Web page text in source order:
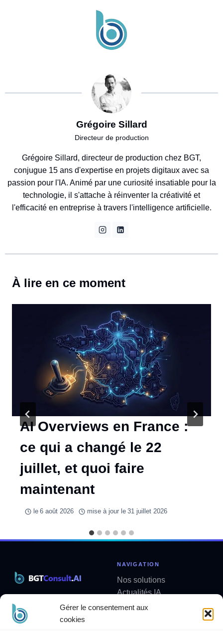
Gérer le consentement aux
cookies
Grégoire Sillard
Directeur de production
Grégoire Sillard, directeur de production chez BGT,
conjugue 15 ans d'expertise en projets digitaux avec sa
passion pour l'IA. Animé par une curiosité insatiable pour la
technologie, il s'attache à réinventer la créativité et
l'efficacité en entreprise à travers l'intelligence artificielle.
À lire en ce moment
AI Overviews en France :
ce qui a changé le 22
juillet, et quoi faire
maintenant
le 6 août 2026 mise à jour le 31 juillet 2026
contact@bgtconsult.ai
NAVIGATION
Nos solutions
Actualités IA
Analyses